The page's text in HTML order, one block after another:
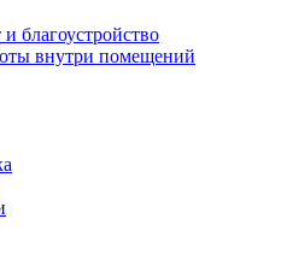
благоустройство
внутри помещений